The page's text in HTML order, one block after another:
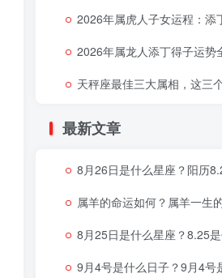
2026年属虎人子女运程：添丁之
2026年属龙人添丁得子运势
天秤座最佳三大属相，这三个生肖注定让天
最新文章
8月26日是什么星座？阳历8.26是
属羊的命运如何？属羊一生
8月25日是什么星座？8.25是什
9月4号是什么日子？9月4号